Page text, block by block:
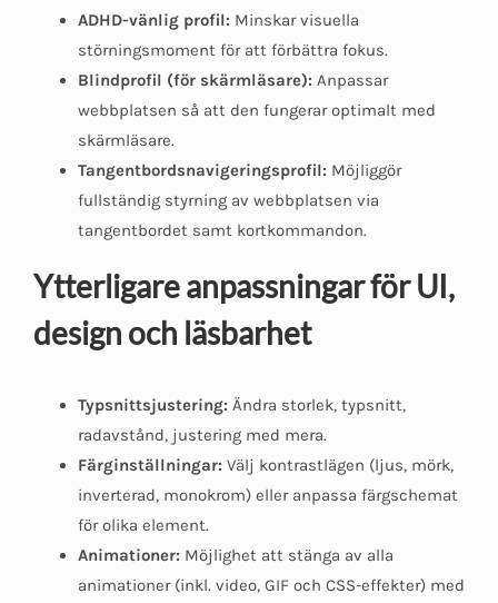
ADHD-vänlig profil: Minskar visuella
störningsmoment för att förbättra fokus.
Blindprofil (för skärmläsare): Anpassar
webbplatsen så att den fungerar optimalt med
skärmläsare.
Tangentbordsnavigeringsprofil: Möjliggör
fullständig styrning av webbplatsen via
tangentbordet samt kortkommandon.
Ytterligare anpassningar för UI,
design och läsbarhet
Typsnittsjustering: Ändra storlek, typsnitt,
radavstånd, justering med mera.
Färginställningar: Välj kontrastlägen (ljus, mörk,
inverterad, monokrom) eller anpassa färgschemat
för olika element.
Animationer: Möjlighet att stänga av alla
animationer (inkl. video, GIF och CSS-effekter) med